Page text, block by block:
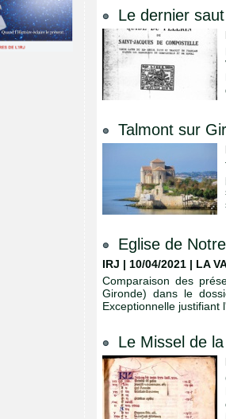
Le dernier
Talmont sur
Eglise de
IRJ | 10/04/2021 | LA
Comparaison des
Gironde) dans le
Exceptionnelle justifiant
Le Missel de